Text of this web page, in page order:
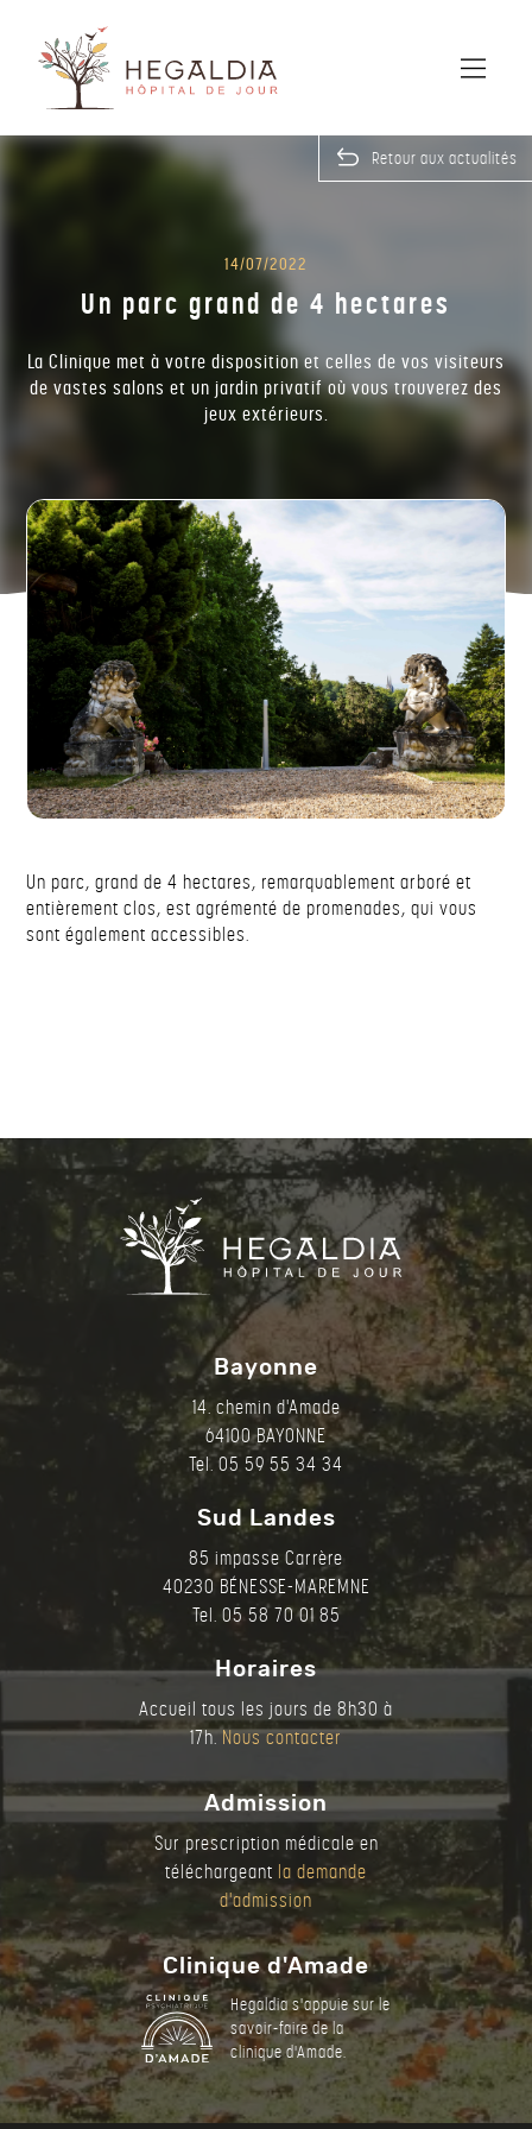
Un parc grand de 4 hectares
La Clinique met à votre disposition et celles de vos visiteurs
de vastes salons et un jardin privatif où vous trouverez des
jeux extérieurs.
14/07/2022
Retour aux actualités
Un parc, grand de 4 hectares, remarquablement arboré et
entièrement clos, est agrémenté de promenades, qui vous
sont également accessibles.
Bayonne
14. chemin d'Amade
64100 BAYONNE
Tel. 05 59 55 34 34
Sud Landes
85 impasse Carrère
40230 BÉNESSE-MAREMNE
Tel. 05 58 70 01 85
Horaires
Accueil tous les jours de 8h30 à
17h. Nous contacter
Admission
Sur prescription médicale en
téléchargeant la demande
d'admission
Clinique d'Amade
Hegaldia s'appuie sur le
savoir-faire de la
clinique d'Amade.